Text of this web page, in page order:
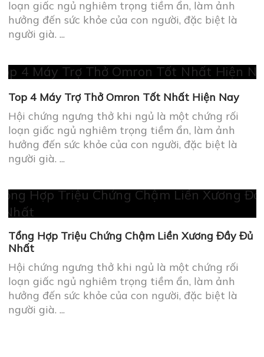
Tổng Hợp Triệu Chứng Chậm Liền Xương Đầy Đủ
Nhất
Hội chứng ngưng thở khi ngủ là một chứng rối
hưởng đến sức khỏe của con người, đặc biệt là
người già. ...
<script type="application/ld+json"><br /><br />
{<br /><br />
"@context": "https://schema.org/", <br /><br />
"name": "Máy trợ thở cho người già",<br /><br />
"image":
tro-tho-cho-nguoi-gia-co-tot-khong.jpg",<br /><br />
"description": "Những người mắc hội chứng ngưng
thở khi ngủ luôn thiếu oxy và có nhiều khí CO2
trong máu. Vì thế mà ở những người bệnh này sẽ
luôn có cảm giác mệt mỏi và khó thở. Do đó, đây sẽ
là lúc người bệnh cần phải sử dụng đến máy trợ